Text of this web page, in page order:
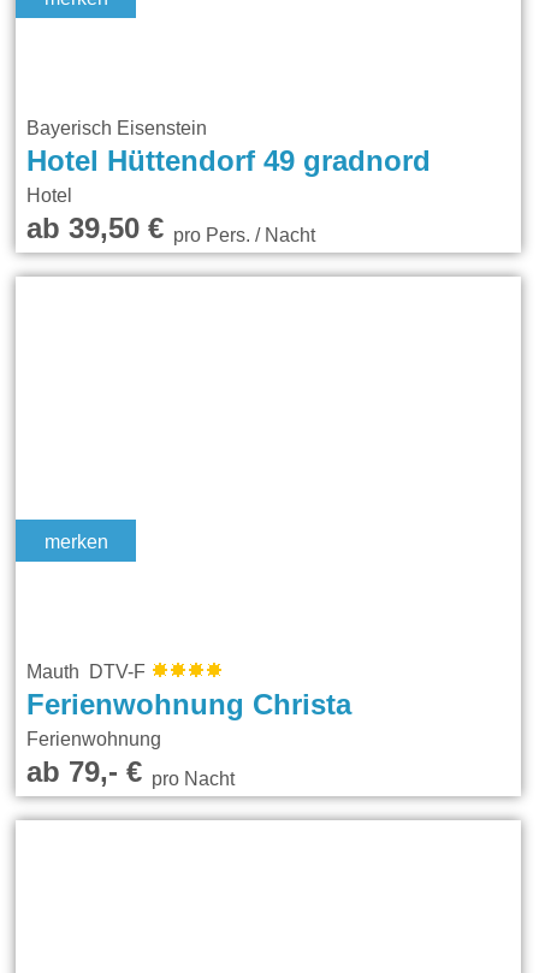
Bayerisch Eisenstein
Hotel Hüttendorf 49 gradnord
Hotel
ab 39,50 €pro Pers. / Nacht
merken
Mauth DTV-F
Ferienwohnung Christa
Ferienwohnung
ab 79,- €pro Nacht